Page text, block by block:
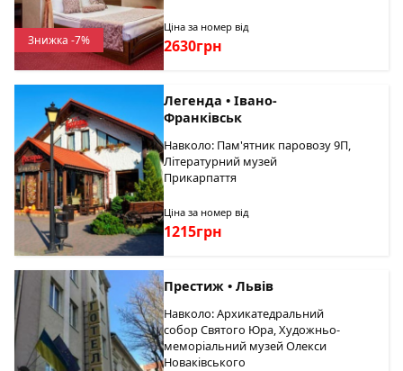
Знижка -7%
Ціна за номер від
2630грн
Легенда • Івано-
Франківськ
Навколо: Пам'ятник паровозу 9П,
Літературний музей
Прикарпаття
Ціна за номер від
1215грн
Престиж • Львів
Навколо: Архикатедральний
собор Святого Юра, Художньо-
меморіальний музей Олекси
Новаківського